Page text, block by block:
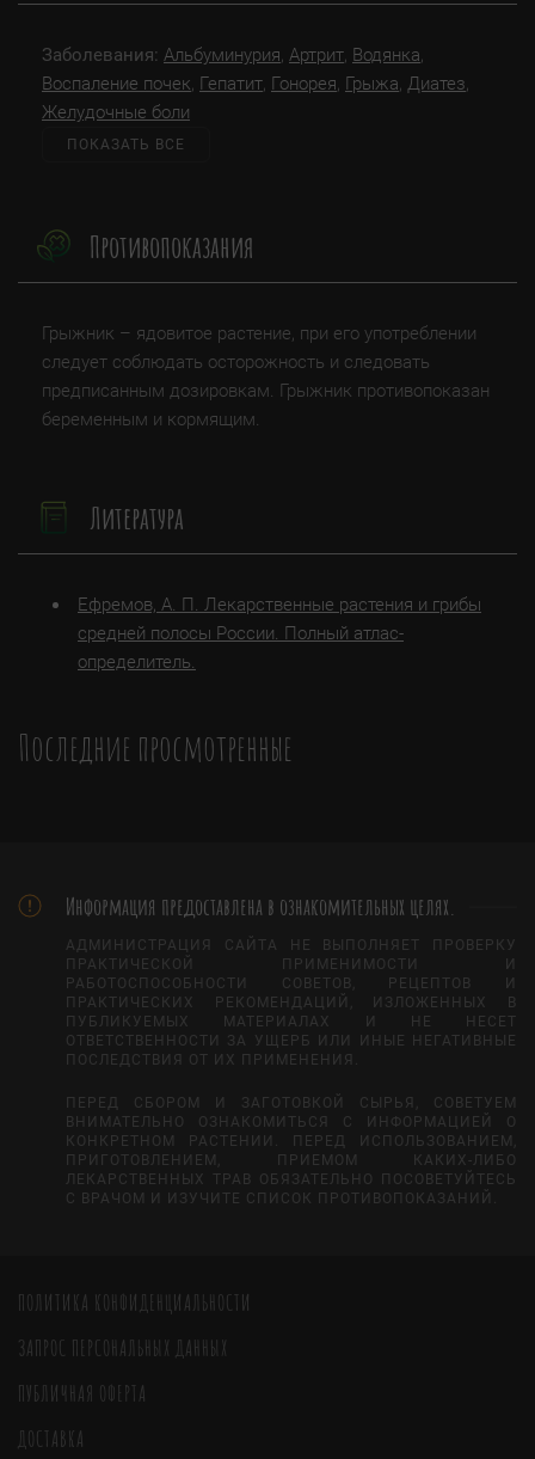
Заболевания: Альбуминурия, Артрит, Водянка,
Воспаление почек, Гепатит, Гонорея, Грыжа, Диатез,
Желудочные боли
ПОКАЗАТЬ ВСЕ
Противопоказания
Грыжник – ядовитое растение, при его употреблении
следует соблюдать осторожность и следовать
предписанным дозировкам. Грыжник противопоказан
беременным и кормящим.
Литература
Ефремов, А. П. Лекарственные растения и грибы
средней полосы России. Полный атлас-
определитель.
Последние просмотренные
Информация предоставлена в ознакомительных целях.
АДМИНИСТРАЦИЯ САЙТА НЕ ВЫПОЛНЯЕТ ПРОВЕРКУ
ПРАКТИЧЕСКОЙ ПРИМЕНИМОСТИ И
РАБОТОСПОСОБНОСТИ СОВЕТОВ, РЕЦЕПТОВ И
ПРАКТИЧЕСКИХ РЕКОМЕНДАЦИЙ, ИЗЛОЖЕННЫХ В
ПУБЛИКУЕМЫХ МАТЕРИАЛАХ И НЕ НЕСЕТ
ОТВЕТСТВЕННОСТИ ЗА УЩЕРБ ИЛИ ИНЫЕ НЕГАТИВНЫЕ
ПОСЛЕДСТВИЯ ОТ ИХ ПРИМЕНЕНИЯ.
ПЕРЕД СБОРОМ И ЗАГОТОВКОЙ СЫРЬЯ, СОВЕТУЕМ
ВНИМАТЕЛЬНО ОЗНАКОМИТЬСЯ С ИНФОРМАЦИЕЙ О
КОНКРЕТНОМ РАСТЕНИИ. ПЕРЕД ИСПОЛЬЗОВАНИЕМ,
ПРИГОТОВЛЕНИЕМ, ПРИЕМОМ КАКИХ-ЛИБО
ЛЕКАРСТВЕННЫХ ТРАВ ОБЯЗАТЕЛЬНО ПОСОВЕТУЙТЕСЬ
С ВРАЧОМ И ИЗУЧИТЕ СПИСОК ПРОТИВОПОКАЗАНИЙ.
ПОЛИТИКА КОНФИДЕНЦИАЛЬНОСТИ
ЗАПРОС ПЕРСОНАЛЬНЫХ ДАННЫХ
ПУБЛИЧНАЯ ОФЕРТА
ДОСТАВКА